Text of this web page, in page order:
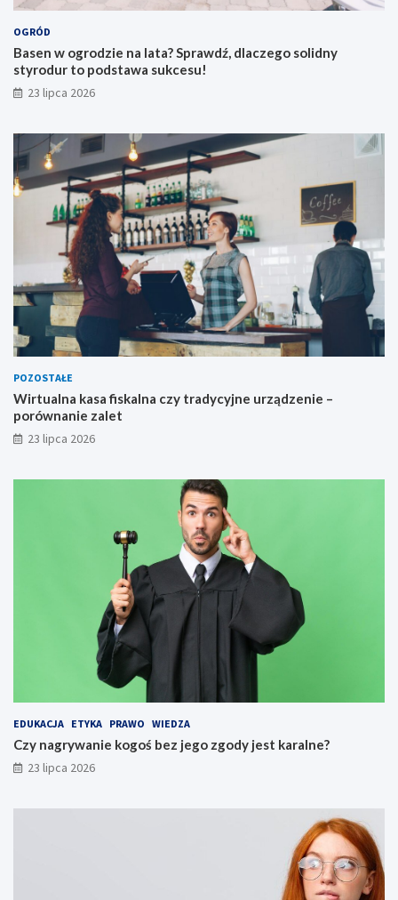
OGRÓD
Basen w ogrodzie na lata? Sprawdź, dlaczego solidny
styrodur to podstawa sukcesu!
23 lipca 2026
POZOSTAŁE
Wirtualna kasa fiskalna czy tradycyjne urządzenie –
porównanie zalet
23 lipca 2026
EDUKACJA ETYKA PRAWO WIEDZA
Czy nagrywanie kogoś bez jego zgody jest karalne?
23 lipca 2026